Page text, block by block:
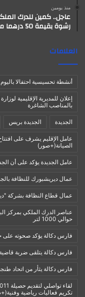
منذ يومين
عاجل.. كمين للدرك
رشوة بقيمة 50 درهما مقابل شهادة طبية
العلامات
أنشطة تحسيسية احتفالا
إعلان للمديرية الإقليمية
بالمناصب الشاغرة
الجديدة الجديدة بريس
عامل الإقليم يشرف على
الصيانة(+صور)
عامل الجديدة يؤكد على أن
عمال ديريشبورك للنظافة
عمال قطاع النظافة بشركة
عناصر الدرك الملكي بمركز
حوالي 1000 لتر
فارس دكالة يؤكد صحوته على
فارس دكالة يتلقى ضربة
فارس دكالة يثأر من اتحاد
تكريم فعاليات رياضية